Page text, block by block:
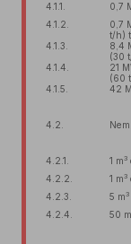
4.1.1. 0,7
4.1.2.
0,7
t/h)
4.1.3.
8,4
(30
4.1.4.
21
(60
4.1.5.
42
4.2.
4.2.1. 1 m 3
4.2.2.
1 m 3
4.2.3.
5 m 3
4.2.4.
50 m